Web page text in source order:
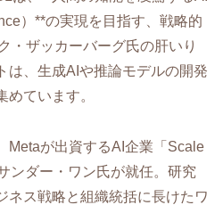
）**の実現を目指す、戦略的
・ザッカーバーグ氏の肝いり
は、生成AIや推論モデルの開発
ています。
Metaが出資するAI企業「Scale
ンダー・ワン氏が就任。研究
ネス戦略と組織統括に長けたワ